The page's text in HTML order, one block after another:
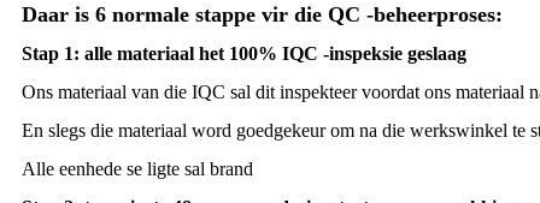
Daar is 6 normale stappe vir die QC -beheerproses:
Stap 1: alle materiaal het 100% IQC -inspeksie geslaag
Ons materiaal van die IQC sal dit inspekteer voordat ons materiaal
En slegs die materiaal word goedgekeur om na die werkswinkel te
Alle eenhede se ligte sal brand